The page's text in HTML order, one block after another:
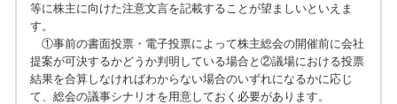
等に株主に向けた注意文言を記載することが望ましいといえま
す。
①事前の書面投票・電子投票によって株主総会の開催前に会社
提案が可決するかどうか判明している場合と②議場における投票
結果を合算しなければわからない場合のいずれになるかに応じ
て、総会の議事シナリオを用意しておく必要があります。